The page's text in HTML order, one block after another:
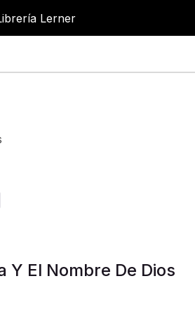
Lerner
Y El Nombre De Dios